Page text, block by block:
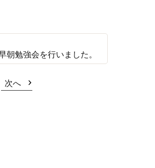
勉強会を行いました。
次へ